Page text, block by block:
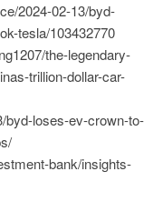
2024-02-13/byd-
tesla/103432770
the-legendary-
trillion-dollar-car-
byd-loses-ev-crown-to-
bank/insights-